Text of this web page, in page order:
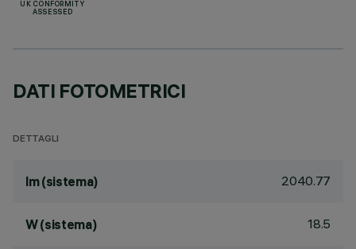
UK CONFORMITY
ASSESSED
DATI FOTOMETRICI
DETTAGLI
lm (sistema) 2040.77
W (sistema) 18.5